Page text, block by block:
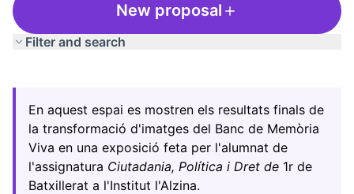
New proposal
Filter and search
−
En aquest espai es mostren els resultats finals de
la transformació d'imatges del Banc de Memòria
Viva en una exposició feta per l'alumnat de
l'assignatura Ciutadania, Política i Dret de 1r de
Batxillerat a l'Institut l'Alzina.